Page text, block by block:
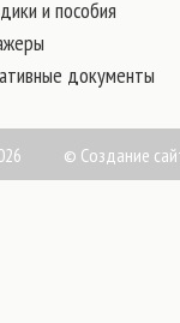
и пособия
документы
© Создание